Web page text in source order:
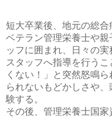
短大卒業後、地元の総
ベテラン管理栄養士や
ッフに囲まれ、日々の
スタッフへ指導を行う
くない！」と突然怒鳴
られないもどかしさや
験する。
その後、管理栄養士国